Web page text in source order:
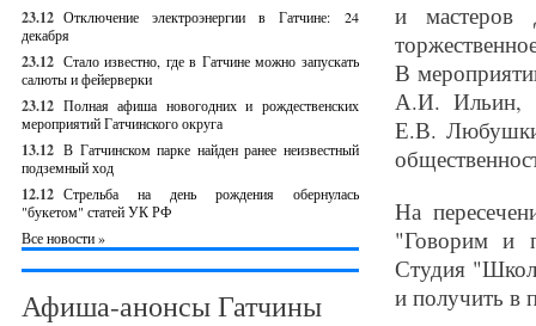
23.12 Отключение электроэнергии в Гатчине: 24
декабря
23.12 Стало известно, где в Гатчине можно запускать
салюты и фейерверки
23.12 Полная афиша новогодних и рождественских
мероприятий Гатчинского округа
13.12 В Гатчинском парке найден ранее неизвестный
подземный ход
12.12 Стрельба на день рождения обернулась
"букетом" статей УК РФ
Все новости »
Афиша-анонсы Гатчины
и мастеров
В
А.И. Ильин,
Е.В.
На
"Говорим и
Студия
и получить в